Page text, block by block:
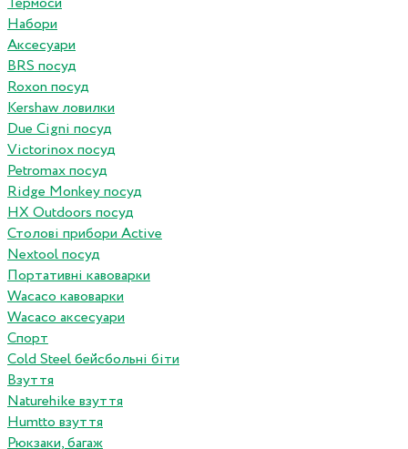
Набори
Аксесуари
BRS посуд
Roxon посуд
Kershaw ловилки
Due Cigni посуд
Victorinox посуд
Petromax посуд
Ridge Monkey посуд
HX Outdoors посуд
Столові прибори Active
Nextool посуд
Портативні кавоварки
Wacaco кавоварки
Wacaco аксесуари
Спорт
Cold Steel бейсбольні біти
Взуття
Naturehike взуття
Humtto взуття
Рюкзаки, багаж